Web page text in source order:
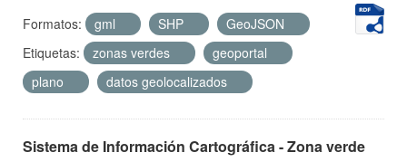
Formatos: gml SHP
GeoJSON
Etiquetas:
zonas verdes
geoportal
plano
datos geolocalizados
Sistema de Información Cartográfica - Zona verde